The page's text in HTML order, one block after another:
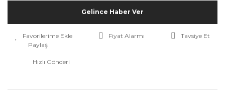
Gelince Haber Ver
Fiyat Alarmı
Tavsiye Et
Paylaş
Hızlı Gönderi